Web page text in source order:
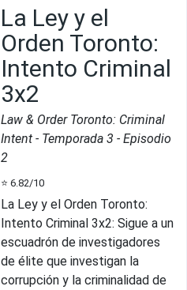
La Ley y el
Orden Toronto:
Intento Criminal
3x2
Law & Order Toronto: Criminal
Intent - Temporada 3 - Episodio
2
⭐ 6.82/10
La Ley y el Orden Toronto:
Intento Criminal 3x2: Sigue a un
escuadrón de investigadores
de élite que investigan la
corrupción y la criminalidad de